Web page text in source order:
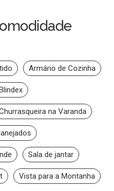
Armário de Cozinha
na Varanda
Sala de jantar
Vista para a Montanha